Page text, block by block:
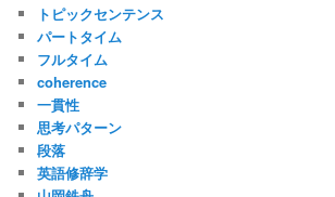
トピックセンテンス
パートタイム
フルタイム
coherence
一貫性
思考パターン
段落
英語修辞学